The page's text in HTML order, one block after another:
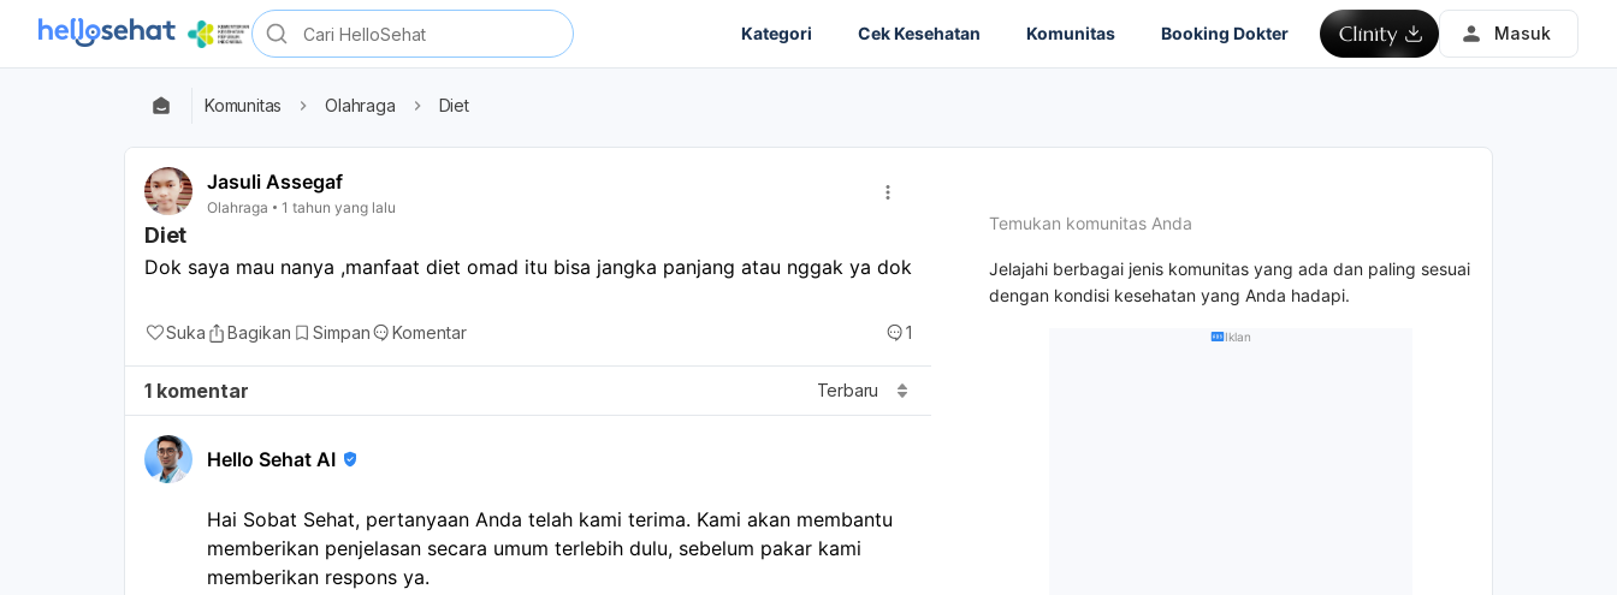
Kategori Cek Kesehatan Komunitas Booking Dokter Masuk
Komunitas Olahraga Diet
Jasuli Assegaf
Olahraga 1 tahun yang lalu
Diet
Suka Bagikan Simpan Komentar 1
1 komentar Terbaru
Hello Sehat AI
Hai Sobat Sehat, pertanyaan Anda telah kami terima. Kami akan membantu
memberikan penjelasan secara umum terlebih dulu, sebelum pakar kami
memberikan respons ya.
Temukan komunitas Anda
Jelajahi berbagai jenis komunitas yang ada dan paling sesuai
dengan kondisi kesehatan yang Anda hadapi.
Iklan